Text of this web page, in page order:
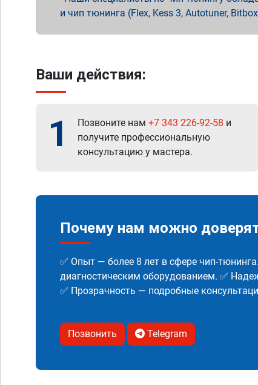
и чип тюнинга (Flex, Kess 3, Autotuner,
Ваши действия:
1 Позвоните нам +7 343 226-92-58 и
получите профессиональную
консультацию у мастера.
Почему нам можно
✅ Опыт — более 8 лет в сфере чип-
диагностическим оборудованием. ✅
✅ Прозрачность — подробные
Позвонить Telegram